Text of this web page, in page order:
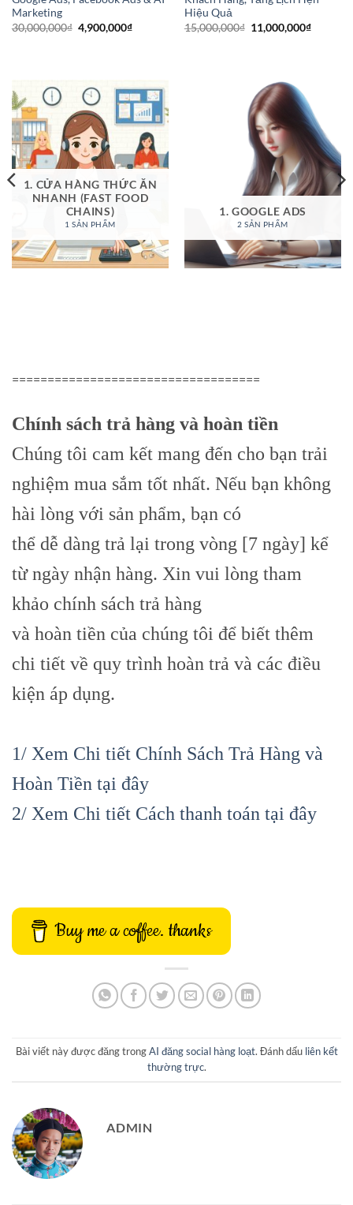
Marketing
30,000,000₫ Giá
gốc
4,900,000₫Giá
Hiệu Quả
15,000,000₫ Giá
gốc
11,000,000₫Giá
1. CỬA HÀNG THỨC ĂN
NHANH (FAST FOOD
CHAINS)
1 SẢN PHẨM
1. GOOGLE ADS
2 SẢN PHẨM
===================================
Chính sách trả hàng và hoàn tiền
Chúng tôi cam kết mang đến cho bạn trải
nghiệm mua sắm tốt nhất. Nếu bạn không
hài lòng với sản phẩm, bạn có
thể dễ dàng trả lại trong vòng [7 ngày] kể
từ ngày nhận hàng. Xin vui lòng tham
khảo chính sách trả hàng
và hoàn tiền của chúng tôi để biết thêm
chi tiết về quy trình hoàn trả và các điều
kiện áp dụng.
1/ Xem Chi tiết Chính Sách Trả Hàng và
Hoàn Tiền tại đây
2/ Xem Chi tiết Cách thanh toán tại đây
Buy me a coffee. thanks
Bài viết này được đăng trongAI đăng social hàng loạt. Đánh dấu liên kết
thường trực.
ADMIN